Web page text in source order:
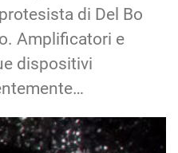
di Del Bo
Amplificatori e
dispositivi